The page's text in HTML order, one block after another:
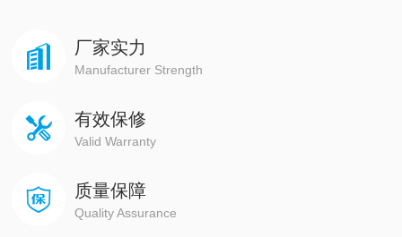
厂家实力
Manufacturer Strength
有效保修
Valid Warranty
质量保障
Quality Assurance